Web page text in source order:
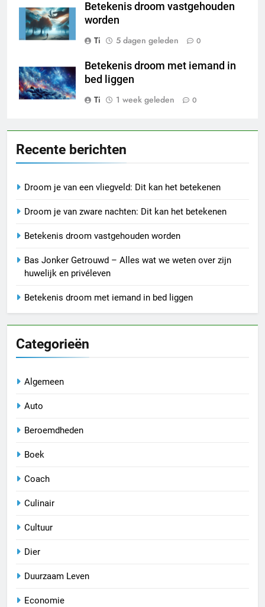
Betekenis droom vastgehouden
worden
Ti
5 dagen geleden 0
Betekenis droom met iemand in
bed liggen
Ti
1 week geleden 0
Recente berichten
Droom je van een vliegveld: Dit kan het betekenen
Droom je van zware nachten: Dit kan het betekenen
Betekenis droom vastgehouden worden
Bas Jonker Getrouwd – Alles wat we weten over zijn
huwelijk en privéleven
Betekenis droom met iemand in bed liggen
Categorieën
Algemeen
Auto
Beroemdheden
Boek
Coach
Culinair
Cultuur
Dier
Duurzaam Leven
Economie